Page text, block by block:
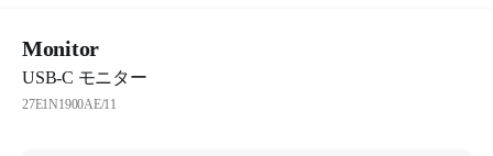
Monitor
USB-C モニター
27E1N1900AE/11